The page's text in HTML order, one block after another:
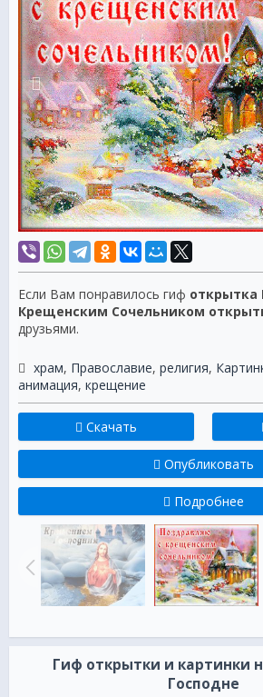
Если Вам понравилось гиф открытка
Крещенским Сочельником
друзьями.
храм, Православие, религия,
анимация, крещение
Скачать
Опубликовать
Подробнее
Гиф открытки и картинки
Господне